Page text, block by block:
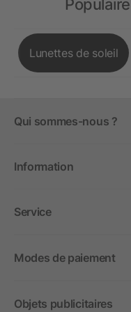
Lunettes de soleil
Qui sommes-nous ?
Information
Service
Modes de paiement
Objets publicitaires